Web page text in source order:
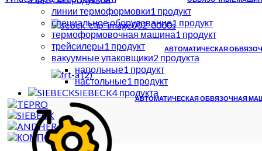
АВТОМАТИЧЕСКАЯ
АВТОМАТИЧЕСКАЯ ОБВЯЗОЧНАЯ
линии термоформовки1 продукт
специальное оборудование1 продукт
термоформовочная машина1 продукт
трейсилеры1 продукт
вакуумные упаковщики2 продукта
напольные1 продукт
настольные1 продукт
SIEBECK4 продукта